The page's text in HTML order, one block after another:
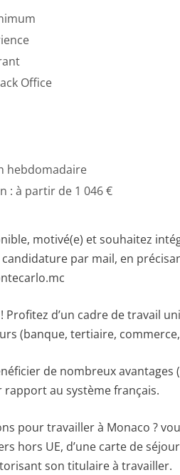
Office
hebdomadaire
: à partir de 1 046 €
motivé(e) et souhaitez
candidature par mail, en
Profitez d’un cadre de travail
(banque, tertiaire,
de nombreux
rapport au système français.
pour travailler à Monaco ?
hors UE, d’une carte de
son titulaire à travailler.